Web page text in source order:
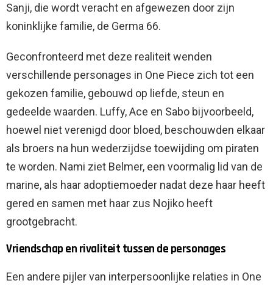
Sanji, die wordt veracht en afgewezen door zijn
koninklijke familie, de Germa 66.
Geconfronteerd met deze realiteit wenden
verschillende personages in One Piece zich tot een
gekozen familie, gebouwd op liefde, steun en
gedeelde waarden. Luffy, Ace en Sabo bijvoorbeeld,
hoewel niet verenigd door bloed, beschouwden elkaar
als broers na hun wederzijdse toewijding om piraten
te worden. Nami ziet Belmer, een voormalig lid van de
marine, als haar adoptiemoeder nadat deze haar heeft
gered en samen met haar zus Nojiko heeft
grootgebracht.
Vriendschap en rivaliteit tussen de personages
Een andere pijler van interpersoonlijke relaties in One